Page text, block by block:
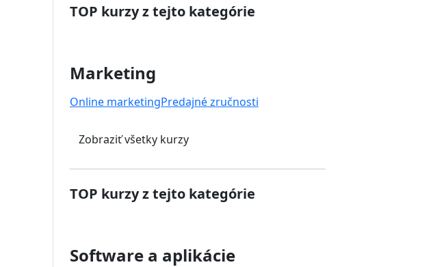
TOP kurzy z tejto kategórie
Marketing
Online marketingPredajné zručnosti
Zobraziť všetky kurzy
TOP kurzy z tejto kategórie
Software a aplikácie